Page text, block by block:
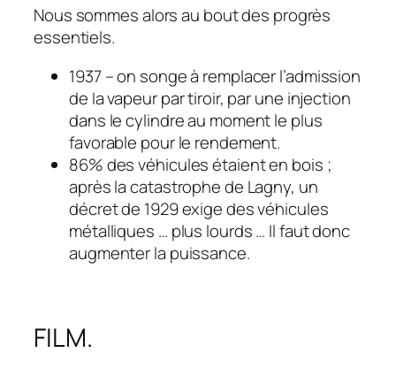
Nous sommes alors au bout des progrès
essentiels.
1937 – on songe à remplacer l’admission
de Ia vapeur par tiroir, par une injection
dans le cylindre au moment le plus
favorable pour le rendement.
86% des véhicules étaient en bois ;
après la catastrophe de Lagny, un
décret de 1929 exige des véhicules
métalliques … plus lourds … Il faut donc
augmenter la puissance.
FILM.